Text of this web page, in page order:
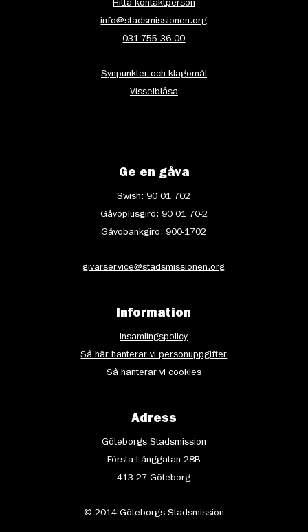
Hitta kontaktperson
info@stadsmissionen.org
031-755 36 00
Synpunkter och klagomål
Visselblåsa
Ge en gåva
Swish: 90 01 702
Gåvoplusgiro: 90 01 70-2
Gåvobankgiro: 900-1702
givarservice@stadsmissionen.org
Information
Insamlingspolicy
Så här hanterar vi personuppgifter
Så hanterar vi cookies
Adress
Göteborgs Stadsmission
Första Långgatan 28B
413 27 Göteborg
© 2014 Göteborgs Stadsmission